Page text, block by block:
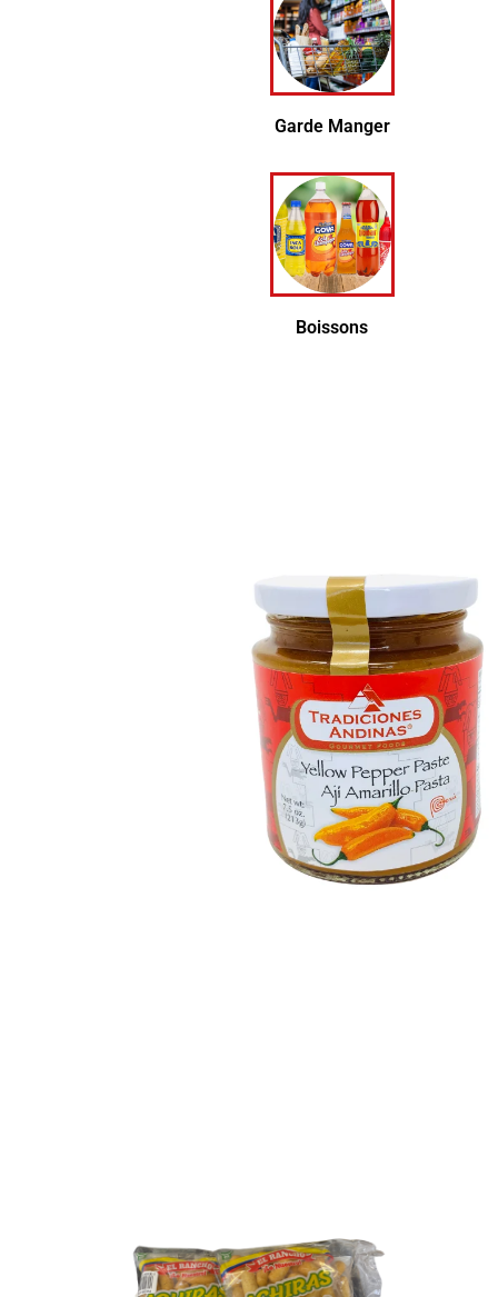
Garde Manger
Boissons